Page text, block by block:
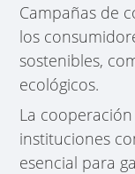
Campañas de
los
sostenibles,
ecológicos.
La
instituciones
esencial para